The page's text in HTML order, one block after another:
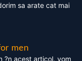
sa arate cat mai
men
?n acest articol, vom